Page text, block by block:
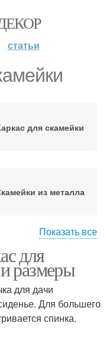
статьи
для скамейки
из металла
скамейки
Садовые скамейки
Показать все
для
размеры
для дачи
Для большего
спинка.